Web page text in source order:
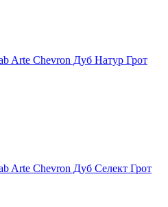
Arte Chevron Дуб Натур Грот
Arte Chevron Дуб Селект Грот